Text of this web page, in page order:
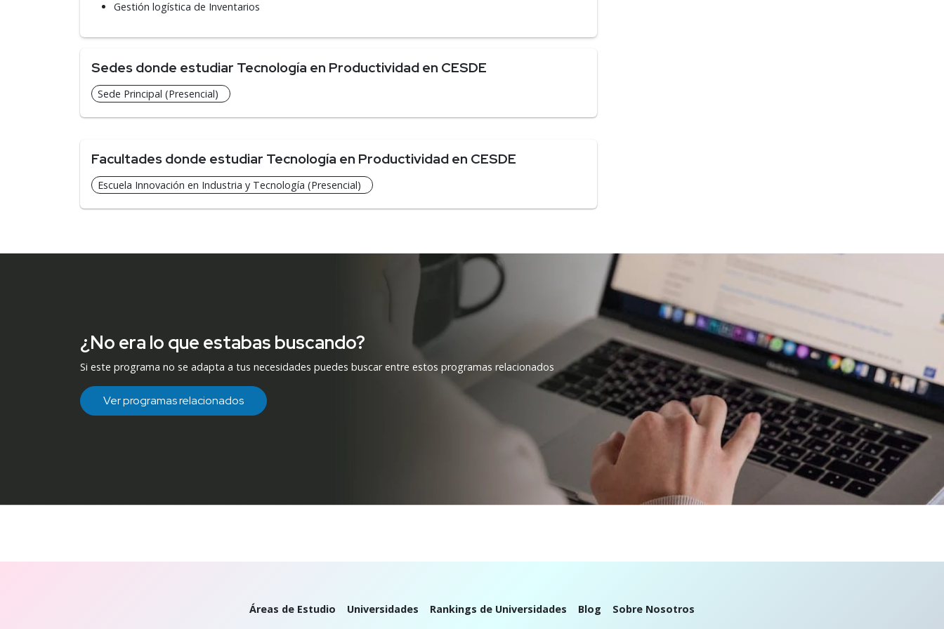
Gestión logística de Inventarios
Sedes donde estudiar Tecnología en Productividad en CESDE
Sede Principal (Presencial)
Facultades donde estudiar Tecnología en Productividad en CESDE
Escuela Innovación en Industria y Tecnología (Presencial)
¿No era lo que estabas buscando?
Si este programa no se adapta a tus necesidades puedes buscar entre estos programas relacionados
Ver programas relacionados
Áreas de Estudio Universidades Rankings de Universidades Blog Sobre Nosotros